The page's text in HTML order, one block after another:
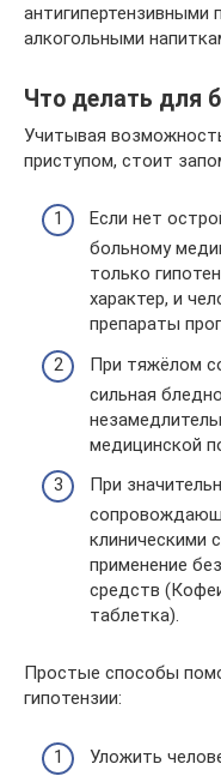
антигипертензивными
алкогольными
Что делать для
Учитывая
приступом, стоит
Если нет
больному
только
характер, и
препараты
При тяжёлом
сильная
медицинской
При
клиническими
применение
средств
таблетка).
Простые способы
гипотензии:
Уложить